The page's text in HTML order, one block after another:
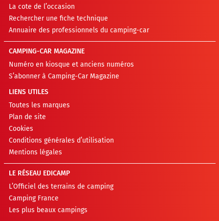
La cote de l’occasion
Rechercher une fiche technique
Annuaire des professionnels du camping-car
CAMPING-CAR MAGAZINE
Numéro en kiosque et anciens numéros
S’abonner à Camping-Car Magazine
LIENS UTILES
Toutes les marques
Plan de site
Cookies
Conditions générales d’utilisation
Mentions légales
LE RÉSEAU EDICAMP
L’Officiel des terrains de camping
Camping France
Les plus beaux campings